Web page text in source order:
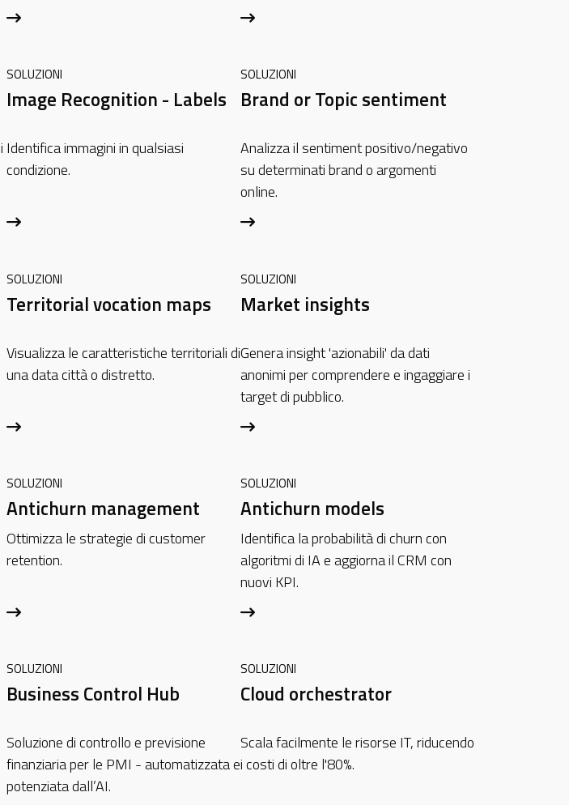
SOLUZIONI
Image Recognition - Labels
Identifica immagini in qualsiasi
condizione.
SOLUZIONI
Brand or Topic sentiment
Analizza il sentiment positivo/negativo
su determinati brand o argomenti
online.
SOLUZIONI
Territorial vocation maps
Visualizza le caratteristiche territoriali di
una data città o distretto.
SOLUZIONI
Market insights
Genera insight 'azionabili' da dati
anonimi per comprendere e ingaggiare i
target di pubblico.
SOLUZIONI
Antichurn management
Ottimizza le strategie di customer
retention.
SOLUZIONI
Antichurn models
Identifica la probabilità di churn con
algoritmi di IA e aggiorna il CRM con
nuovi KPI.
SOLUZIONI
Business Control Hub
Soluzione di controllo e previsione
finanziaria per le PMI - automatizzata e
potenziata dall’AI.
SOLUZIONI
Cloud orchestrator
Scala facilmente le risorse IT, riducendo
i costi di oltre l'80%.